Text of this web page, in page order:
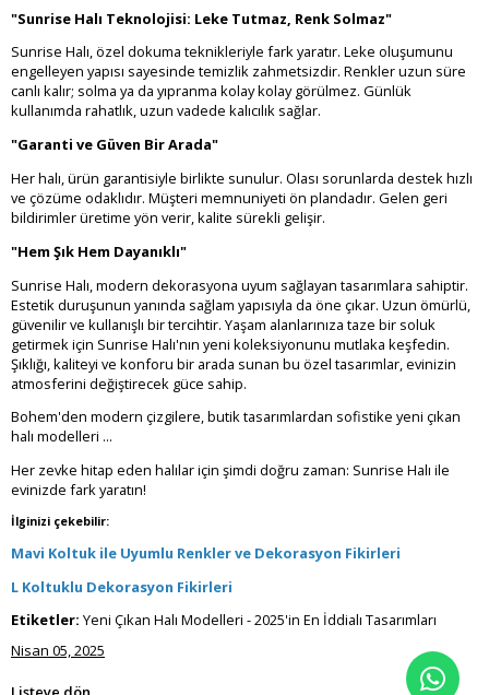
"Sunrise Halı Teknolojisi: Leke Tutmaz, Renk Solmaz"
Sunrise Halı, özel dokuma teknikleriyle fark yaratır. Leke oluşumunu
engelleyen yapısı sayesinde temizlik zahmetsizdir. Renkler uzun süre
canlı kalır; solma ya da yıpranma kolay kolay görülmez. Günlük
kullanımda rahatlık, uzun vadede kalıcılık sağlar.
"Garanti ve Güven Bir Arada"
Her halı, ürün garantisiyle birlikte sunulur. Olası sorunlarda destek hızlı
ve çözüme odaklıdır. Müşteri memnuniyeti ön plandadır. Gelen geri
bildirimler üretime yön verir, kalite sürekli gelişir.
"Hem Şık Hem Dayanıklı"
Sunrise Halı, modern dekorasyona uyum sağlayan tasarımlara sahiptir.
Estetik duruşunun yanında sağlam yapısıyla da öne çıkar. Uzun ömürlü,
güvenilir ve kullanışlı bir tercihtir. Yaşam alanlarınıza taze bir soluk
getirmek için Sunrise Halı'nın yeni koleksiyonunu mutlaka keşfedin.
Şıklığı, kaliteyi ve konforu bir arada sunan bu özel tasarımlar, evinizin
atmosferini değiştirecek güce sahip.
Bohem'den modern çizgilere, butik tasarımlardan sofistike yeni çıkan
halı modelleri ...
Her zevke hitap eden halılar için şimdi doğru zaman: Sunrise Halı ile
evinizde fark yaratın!
İlginizi çekebilir:
Mavi Koltuk ile Uyumlu Renkler ve Dekorasyon Fikirleri
L Koltuklu Dekorasyon Fikirleri
Etiketler: Yeni Çıkan Halı Modelleri - 2025'in En İddialı Tasarımları
Nisan 05, 2025